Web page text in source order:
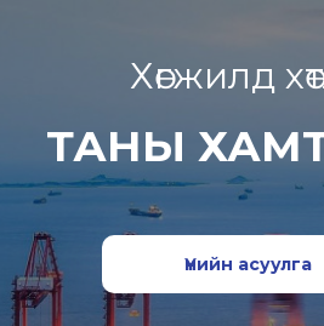
Хөгжилд
ТАНЫ
Үнийн асуулга